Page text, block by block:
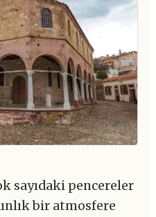
sayıdaki pencereler
bir atmosfere